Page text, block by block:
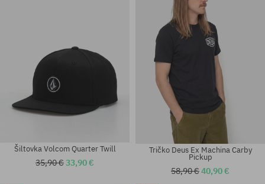
Šiltovka Volcom Quarter Twill
35,90 €33,90 €
Tričko Deus Ex Machina Carby
Pickup
58,90 €40,90 €